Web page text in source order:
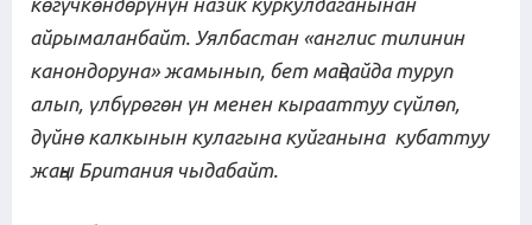
айрымаланбайт. Уялбастан «англис тилинин
канондоруна» жамынып, бет маңдайда туруп
алып, үлбүрөгөн үн менен кырааттуу сүйлөп,
дүйнө калкынын кулагына куйганына кубаттуу
жаңы Британия чыдабайт.